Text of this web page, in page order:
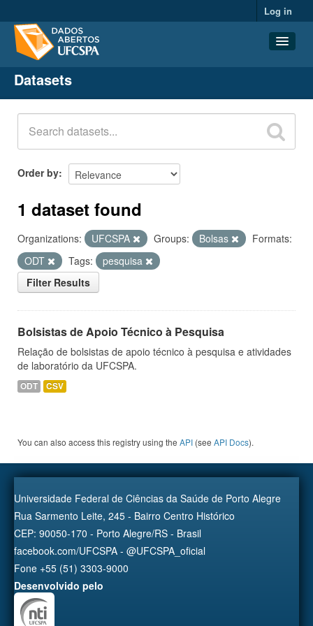
Log in
Datasets
Organizations
Groups
About
Datasets
Order by
1 dataset found
Organizations: UFCSPA Groups: Bolsas
Formats:
ODT
Tags:
pesquisa
Filter Results
Bolsistas de Apoio Técnico à Pesquisa
Relação de bolsistas de apoio técnico à pesquisa e atividades
de laboratório da UFCSPA.
ODT CSV
You can also access this registry using the API (see API Docs).
Universidade Federal de Ciências da Saúde de Porto Alegre
Rua Sarmento Leite, 245 - Bairro Centro Histórico
CEP: 90050-170 - Porto Alegre/RS - Brasil
facebook.com/UFCSPA - @UFCSPA_oficial
Fone +55 (51) 3303-9000
Desenvolvido pelo